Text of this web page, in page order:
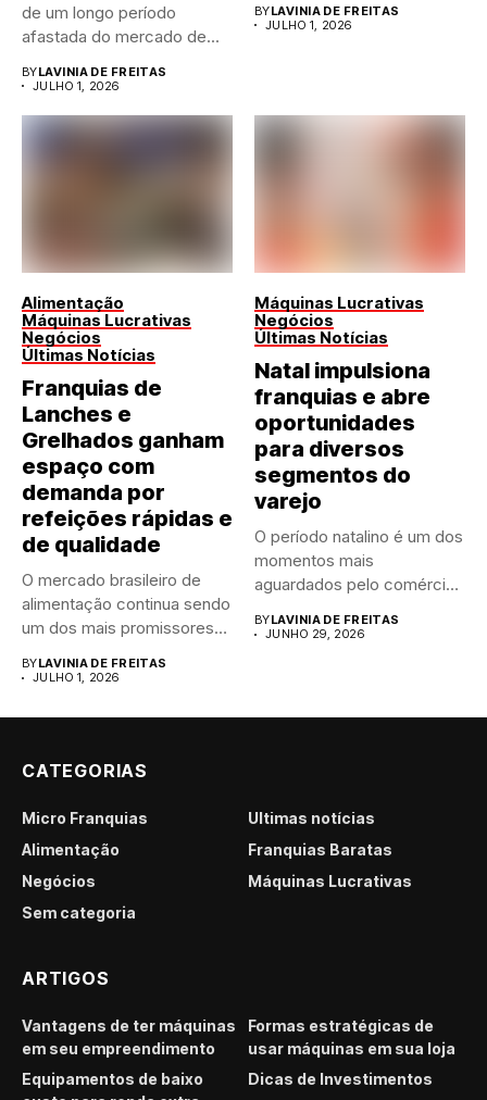
de um longo período
afastada do mercado de...
BYLAVINIA DE FREITAS
JULHO 1, 2026
BYLAVINIA DE FREITAS
JULHO 1, 2026
Alimentação
Máquinas Lucrativas
Negócios
Últimas Notícias
Franquias de
Lanches e
Grelhados ganham
espaço com
demanda por
refeições rápidas e
de qualidade
O mercado brasileiro de
alimentação continua sendo
um dos mais promissores
BYLAVINIA DE FREITAS
JULHO 1, 2026
Máquinas Lucrativas
Negócios
Últimas Notícias
Natal impulsiona
franquias e abre
oportunidades
para diversos
segmentos do
varejo
O período natalino é um dos
momentos mais
aguardados pelo comércio
BYLAVINIA DE FREITAS
JUNHO 29, 2026
CATEGORIAS
Micro Franquias
Últimas notícias
Alimentação
Franquias Baratas
Negócios
Máquinas Lucrativas
Sem categoria
ARTIGOS
Vantagens de ter máquinas
em seu empreendimento
Formas estratégicas de
usar máquinas em sua loja
Equipamentos de baixo
Dicas de Investimentos